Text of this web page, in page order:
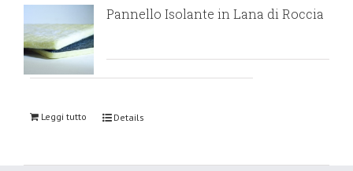
Pannello Isolante in Lana di Roccia
Leggi tutto Details